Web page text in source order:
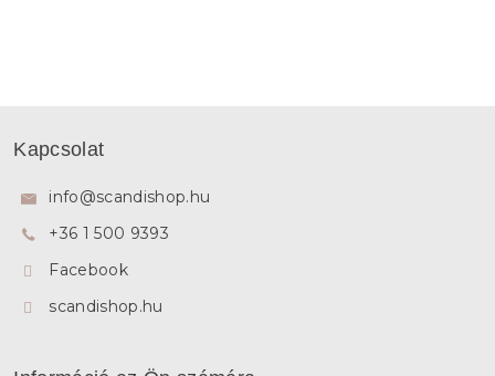
Kapcsolat
info@scandishop.hu
+36 1 500 9393
Facebook
scandishop.hu